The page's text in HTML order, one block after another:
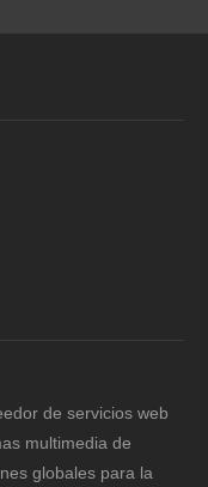
de servicios web
multimedia de
globales para la